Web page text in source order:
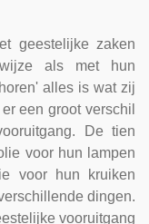
geestelijke zaken
als met hun
alles is wat zij
een groot verschil
De tien
voor hun lampen
voor hun kruiken
dingen.
vooruitgang